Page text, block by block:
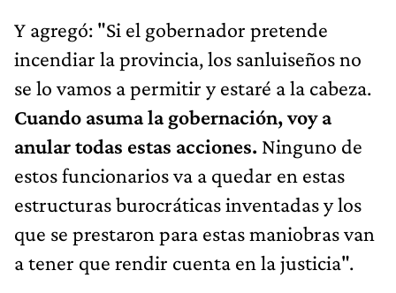
Y agregó: "Si el gobernador pretende
incendiar la provincia, los sanluiseños no
se lo vamos a permitir y estaré a la cabeza.
Cuando asuma la gobernación, voy a
anular todas estas acciones. Ninguno de
estos funcionarios va a quedar en estas
estructuras burocráticas inventadas y los
que se prestaron para estas maniobras van
a tener que rendir cuenta en la justicia".